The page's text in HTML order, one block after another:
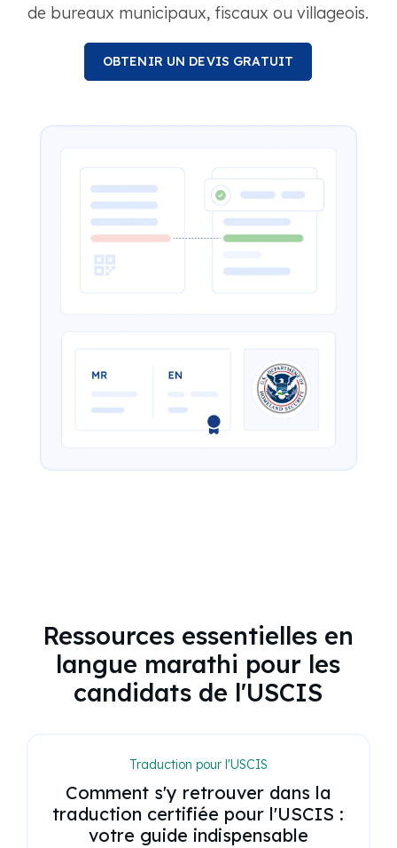
de bureaux municipaux, fiscaux ou villageois.
OBTENIR UN DEVIS GRATUIT
Ressources essentielles en
langue marathi pour les
candidats de l'USCIS
Traduction pour l'USCIS
Comment s'y retrouver dans la
traduction certifiée pour l'USCIS :
votre guide indispensable